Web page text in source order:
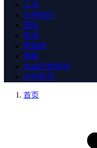
工具
支持我们
团队
联系
赞助商
博客
自由巴勒斯坦
支持苏丹
首页